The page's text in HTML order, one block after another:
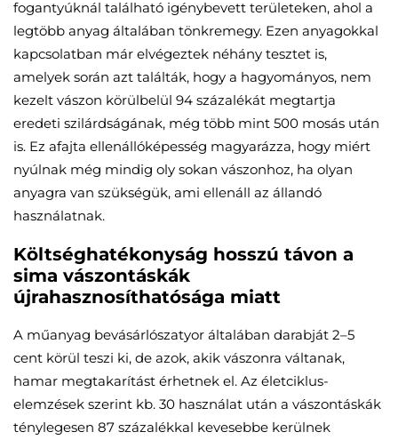
fogantyúknál található igénybevett területeken, ahol a
legtöbb anyag általában tönkremegy. Ezen anyagokkal
kapcsolatban már elvégeztek néhány tesztet is,
amelyek során azt találták, hogy a hagyományos, nem
kezelt vászon körülbelül 94 százalékát megtartja
eredeti szilárdságának, még több mint 500 mosás után
is. Ez afajta ellenállóképesség magyarázza, hogy miért
nyúlnak még mindig oly sokan vászonhoz, ha olyan
anyagra van szükségük, ami ellenáll az állandó
használatnak.
Költséghatékonyság hosszú távon a
sima vászontáskák
újrahasznosíthatósága miatt
A műanyag bevásárlószatyor általában darabját 2–5
cent körül teszi ki, de azok, akik vászonra váltanak,
hamar megtakarítást érhetnek el. Az életciklus-
elemzések szerint kb. 30 használat után a vászontáskák
ténylegesen 87 százalékkal kevesebbe kerülnek